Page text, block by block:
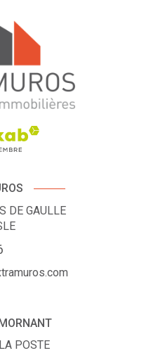
DE GAULLE
POSTE